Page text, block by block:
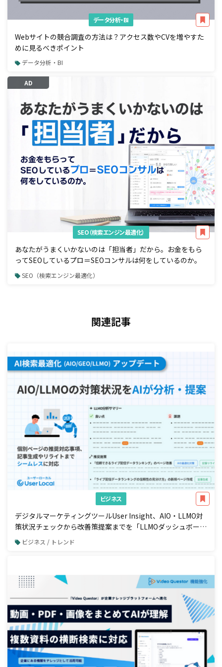
データ分析・BI
Webサイトの競合調査の方法は？アクセス数やCVを増やすた
めに見るべきポイント
データ分析・BI
AD
SEO（検索エンジン最適化）
あなたがうまくいかないのは「担当者」だから。お金をもら
ってSEOしているプロ＝SEOコンサルは何をしているのか。
SEO（検索エンジン最適化）
関連記事
ビジネス
デジタルマーケティングツールUser Insight、AIO・LLMO対
策状況チェックから改善策提案までを「LLMOダッシュボー
ド」で一元管理
ビジネス / トレンド